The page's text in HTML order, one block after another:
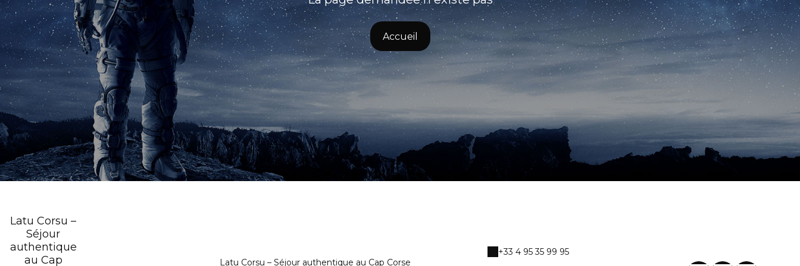
Accueil
Latu Corsu –
Séjour
authentique
au Cap
Latu Corsu – Séjour authentique au Cap Corse
+33 4 95 35 99 95